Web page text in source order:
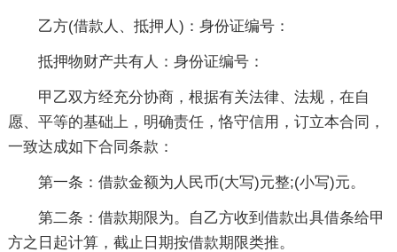
乙方(借款人、抵押人)：身份证编号：
抵押物财产共有人：身份证编号：
甲乙双方经充分协商，根据有关法律、法规，在自
愿、平等的基础上，明确责任，恪守信用，订立本合同，
一致达成如下合同条款：
第一条：借款金额为人民币(大写)元整;(小写)元。
第二条：借款期限为。自乙方收到借款出具借条给甲
方之日起计算，截止日期按借款期限类推。